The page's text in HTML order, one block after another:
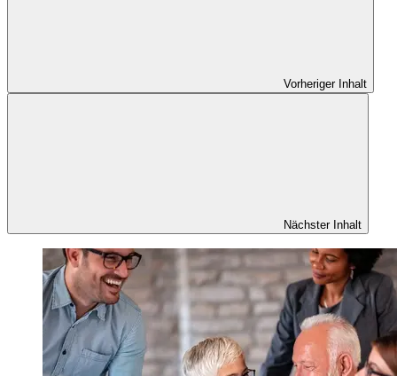
Vorheriger Inhalt
Nächster Inhalt